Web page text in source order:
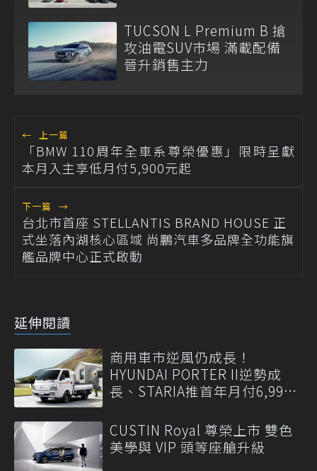
TUCSON L Premium B 搶
攻油電SUV市場 滿載配備
晉升銷售主力
← 上一篇
「BMW 110周年全車系尊榮優惠」限時呈獻
本月入主享低月付5,900元起
下一篇 →
台北市首座 STELLANTIS BRAND HOUSE 正
式坐落內湖核心區域 尚鵬汽車多品牌全功能旗
艦品牌中心正式啟動
延伸閱讀
商用車市逆風仍成長！
HYUNDAI PORTER II逆勢成
長、STARIA推首年月付6,999
CUSTIN Royal 尊榮上市 雙色
美學與 VIP 頭等座艙升級